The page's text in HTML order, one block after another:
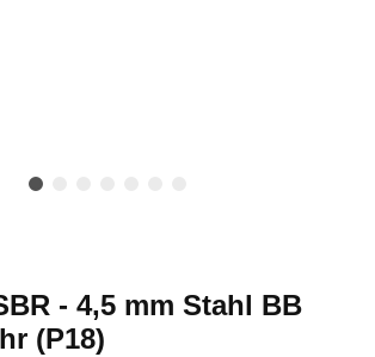
- 4,5 mm Stahl BB
(P18)